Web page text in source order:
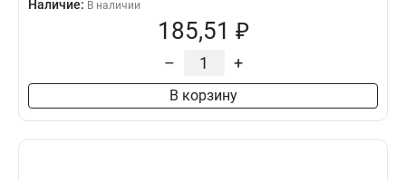
Наличие: В наличии
185,51 ₽
– +
В корзину